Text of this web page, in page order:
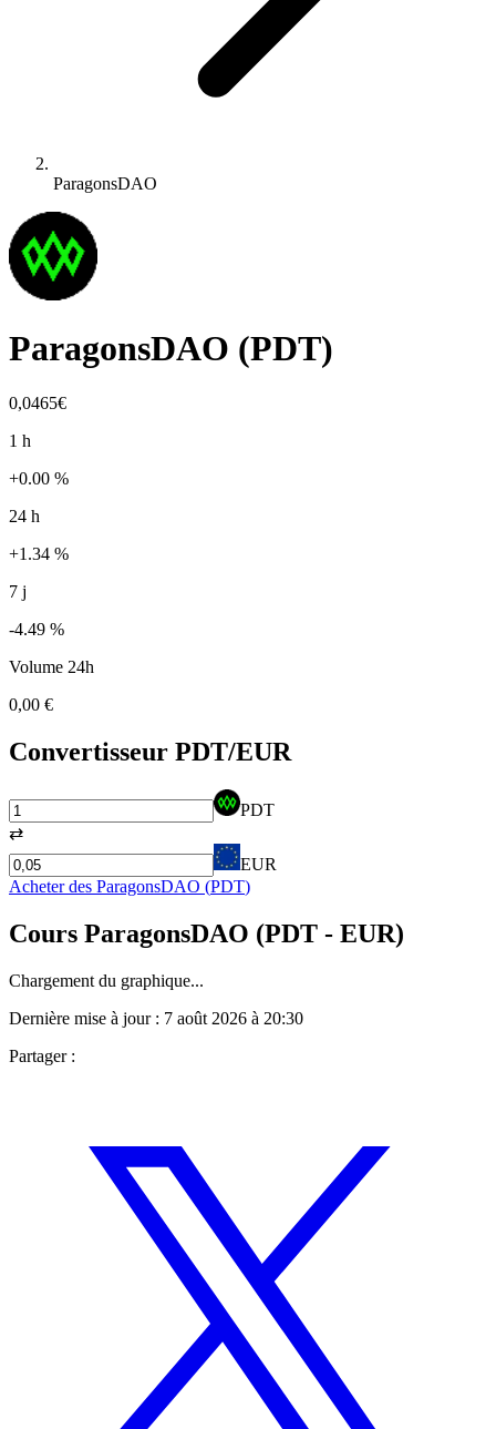
ParagonsDAO
ParagonsDAO (PDT)
0,0465€
1 h
+0.00 %
24 h
+1.34 %
7 j
-4.49 %
Volume 24h
0,00 €
Convertisseur PDT/EUR
PDT
⇄
EUR
Acheter des ParagonsDAO (PDT)
Cours ParagonsDAO (PDT - EUR)
Chargement du graphique...
Dernière mise à jour : 7 août 2026 à 20:30
Partager :